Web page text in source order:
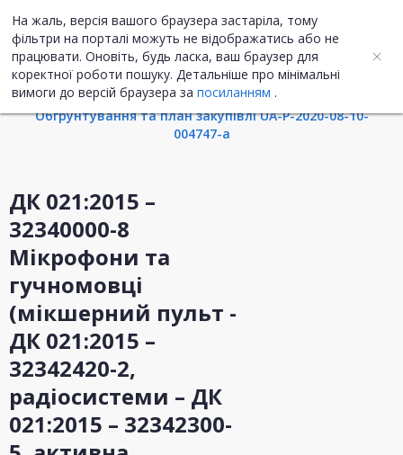
На жаль, версія вашого браузера застаріла, тому
фільтри на порталі можуть не відображатись або не
працювати. Оновіть, будь ласка, ваш браузер для
коректної роботи пошуку. Детальніше про мінімальні
вимоги до версій браузера за посиланням .
UA ENG
Інформація про закупівлю
Обгрунтування та план закупівлі UA-P-2020-08-10-
004747-a
ДК 021:2015 –
32340000-8
Мікрофони та
гучномовці
(мікшерний пульт -
ДК 021:2015 –
32342420-2,
радіосистеми – ДК
021:2015 – 32342300-